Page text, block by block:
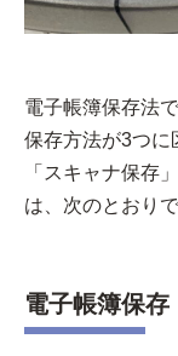
電子帳簿保存法
保存方法が3つに
「スキャナ保存
は、次のとおりで
電子帳簿保存